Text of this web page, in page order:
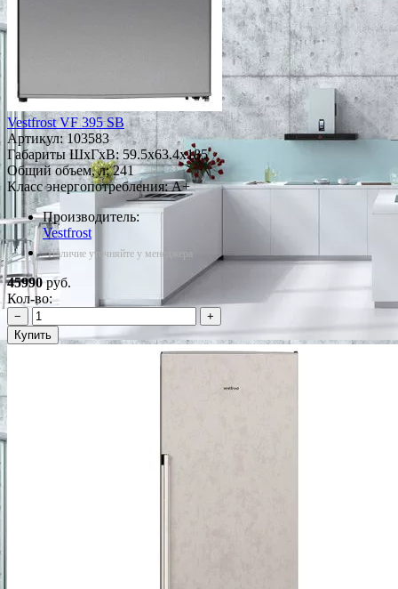
Vestfrost VF 395 SB
Артикул:103583
Габариты ШxГxВ: 59.5x63.4x185
Общий объем, л: 241
Класс энергопотребления: A+
Производитель:
Vestfrost
*Наличие уточняйте у менеджера
45990руб.
Кол-во:
−
+
Купить